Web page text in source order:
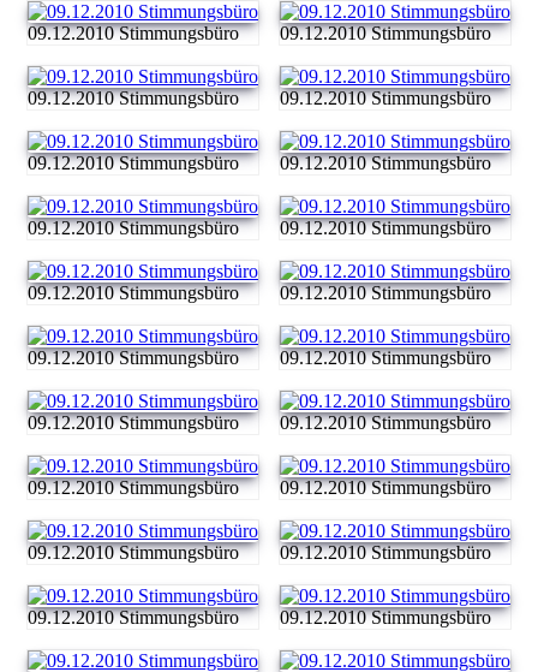
09.12.2010 Stimmungsbüro 09.12.2010 Stimmungsbüro
09.12.2010 Stimmungsbüro 09.12.2010 Stimmungsbüro
09.12.2010 Stimmungsbüro 09.12.2010 Stimmungsbüro
09.12.2010 Stimmungsbüro 09.12.2010 Stimmungsbüro
09.12.2010 Stimmungsbüro 09.12.2010 Stimmungsbüro
09.12.2010 Stimmungsbüro 09.12.2010 Stimmungsbüro
09.12.2010 Stimmungsbüro 09.12.2010 Stimmungsbüro
09.12.2010 Stimmungsbüro 09.12.2010 Stimmungsbüro
09.12.2010 Stimmungsbüro 09.12.2010 Stimmungsbüro
09.12.2010 Stimmungsbüro 09.12.2010 Stimmungsbüro